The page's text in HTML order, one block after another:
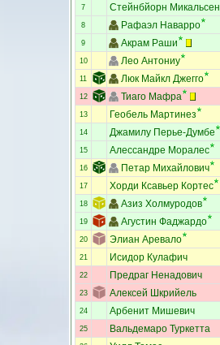
7 Стейнбйорн Микальсен
8 Рафаэл Наварро
9 Акрам Раши
10 Лео Антониу
11 Люк Майкл Джегго
12 Тиаго Мафра
13 Геобель Мартинез
14 Джамилу Перье-Думбе
15 Алессандре Моралес
16 Петар Михайлович
17 Хорди Ксавьер Кортес
18 Азиз Холмуродов
19 Агустин Фаджардо
20 Элиан Аревало
21 Исидор Кулафич
22 Предраг Ненадович
23 Алексей Шкрийель
24 Арбенит Мишевич
25 Вальдемаро Туркетта